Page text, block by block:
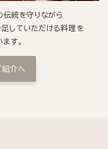
統を守りながら
していただける料理を
す。
紹介へ